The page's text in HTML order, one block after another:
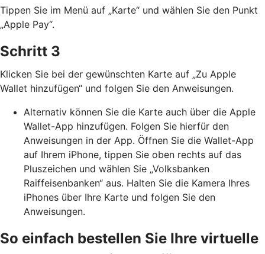
Tippen Sie im Menü auf „Karte“ und wählen Sie den Punkt
„Apple Pay“.
Schritt 3
Klicken Sie bei der gewünschten Karte auf „Zu Apple
Wallet hinzufügen“ und folgen Sie den Anweisungen.
Alternativ können Sie die Karte auch über die Apple
Wallet-App hinzufügen. Folgen Sie hierfür den
Anweisungen in der App. Öffnen Sie die Wallet-App
auf Ihrem iPhone, tippen Sie oben rechts auf das
Pluszeichen und wählen Sie „Volksbanken
Raiffeisenbanken“ aus. Halten Sie die Kamera Ihres
iPhones über Ihre Karte und folgen Sie den
Anweisungen.
So einfach bestellen Sie Ihre virtuelle